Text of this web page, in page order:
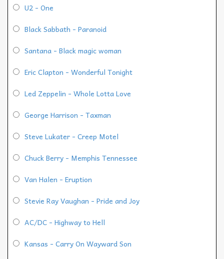
U2 - One
Black Sabbath - Paranoid
Santana - Black magic woman
Eric Clapton - Wonderful Tonight
Led Zeppelin - Whole Lotta Love
George Harrison - Taxman
Steve Lukater - Creep Motel
Chuck Berry - Memphis Tennessee
Van Halen - Eruption
Stevie Ray Vaughan - Pride and Joy
AC/DC - Highway to Hell
Kansas - Carry On Wayward Son